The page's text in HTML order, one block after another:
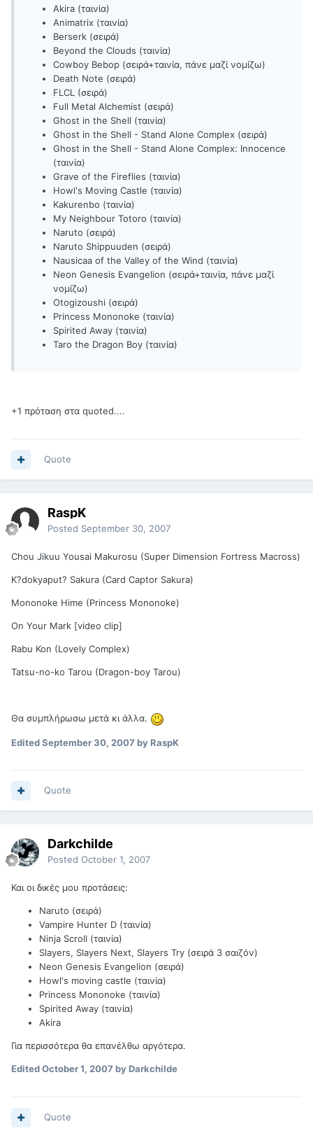
Akira (ταινία)
Animatrix (ταινία)
Berserk (σειρά)
Beyond the Clouds (ταινία)
Cowboy Bebop (σειρά+ταινία, πάνε μαζί νομίζω)
Death Note (σειρά)
FLCL (σειρά)
Full Metal Alchemist (σειρά)
Ghost in the Shell (ταινία)
Ghost in the Shell - Stand Alone Complex (σειρά)
Ghost in the Shell - Stand Alone Complex: Innocence
(ταινία)
Grave of the Fireflies (ταινία)
Howl's Moving Castle (ταινία)
Kakurenbo (ταινία)
My Neighbour Totoro (ταινία)
Naruto (σειρά)
Naruto Shippuuden (σειρά)
Nausicaa of the Valley of the Wind (ταινία)
Neon Genesis Evangelion (σειρά+ταινία, πάνε μαζί
νομίζω)
Otogizoushi (σειρά)
Princess Mononoke (ταινία)
Spirited Away (ταινία)
Taro the Dragon Boy (ταινία)
+1 πρόταση στα quoted....
Quote
RaspK
Posted September 30, 2007
Chou Jikuu Yousai Makurosu (Super Dimension Fortress Macross)
K?dokyaput? Sakura (Card Captor Sakura)
Mononoke Hime (Princess Mononoke)
On Your Mark [video clip]
Rabu Kon (Lovely Complex)
Tatsu-no-ko Tarou (Dragon-boy Tarou)
Θα συμπλήρωσω μετά κι άλλα.
EditedSeptember 30, 2007 by RaspK
Quote
Darkchilde
Posted October 1, 2007
Και οι δικές μου προτάσεις:
Naruto (σειρά)
Vampire Hunter D (ταινία)
Ninja Scroll (ταινία)
Slayers, Slayers Next, Slayers Try (σειρά 3 σαιζόν)
Neon Genesis Evangelion (σειρά)
Howl's moving castle (ταινία)
Princess Mononoke (ταινία)
Spirited Away (ταινία)
Akira
Για περισσότερα θα επανέλθω αργότερα.
EditedOctober 1, 2007 by Darkchilde
Quote